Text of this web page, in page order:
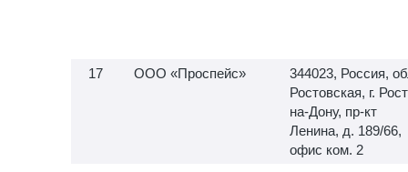
ООО «Проспейс»
344023, Россия,
Ростовская, г.
на-Дону, пр-кт
Ленина, д. 189/66,
офис ком. 2